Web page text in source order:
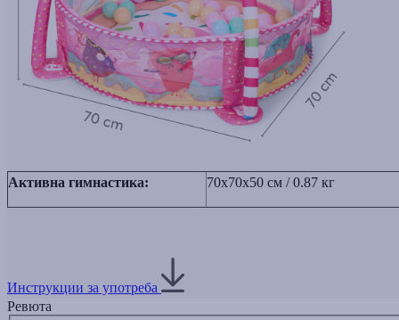
Активна гимнастика: 70x70x50 см / 0.87 кг
Инструкции за употреба
Ревюта